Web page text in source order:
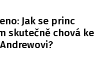
Jak se princ
skutečně chová ke